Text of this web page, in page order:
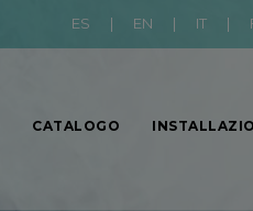
ES | EN | IT |
CATALOGO